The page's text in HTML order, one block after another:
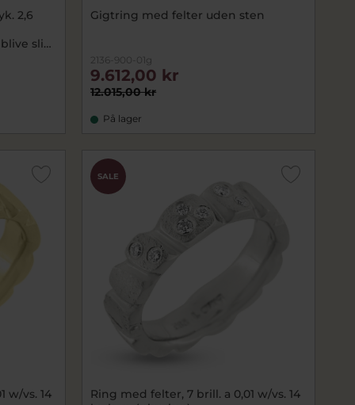
2,6
slidt
Gigtring med felter uden sten
2136-900-01g
12.015,00 kr
9.612,00 kr
På lager
SALE
Ring med felter, 7 brill. a 0,01 w/vs. 14